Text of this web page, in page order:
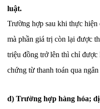
luật.
Trường hợp sau khi thực hiện
mà phần giá trị còn lại được
triệu đồng trở lên thì chỉ
chứng từ thanh toán qua ngân
d) Trường hợp hàng hóa;